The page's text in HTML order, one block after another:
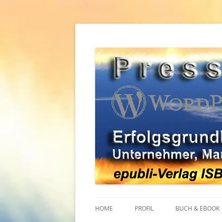
Zum
WordPress
HOME PROFIL BUCH & EBOOK